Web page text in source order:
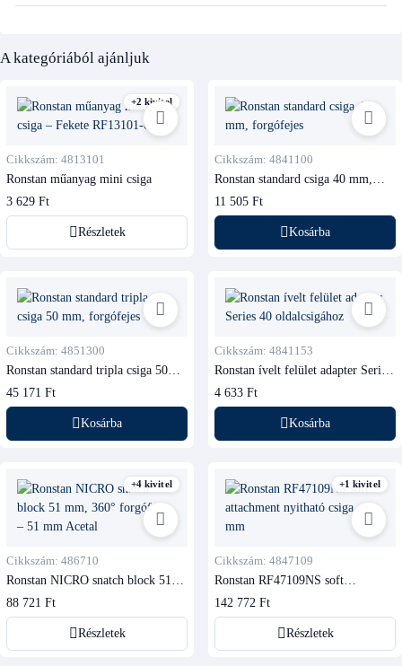
A kategóriából ajánljuk
+2 kivitel
Cikkszám: 4813101
Ronstan műanyag mini csiga
3 629 Ft
Részletek
Cikkszám: 4841100
Ronstan standard csiga 40 mm,
forgófejes
11 505 Ft
Kosárba
Cikkszám: 4851300
Ronstan standard tripla csiga 50
mm, forgófejes
45 171 Ft
Kosárba
Cikkszám: 4841153
Ronstan ívelt felület adapter Series
40 oldalcsigához
4 633 Ft
Kosárba
+4 kivitel
Cikkszám: 486710
Ronstan NICRO snatch block 51
mm, 360° forgófejes
88 721 Ft
Részletek
+1 kivitel
Cikkszám: 4847109
Ronstan RF47109NS soft
attachment nyitható csiga, 42 mm
142 772 Ft
Részletek